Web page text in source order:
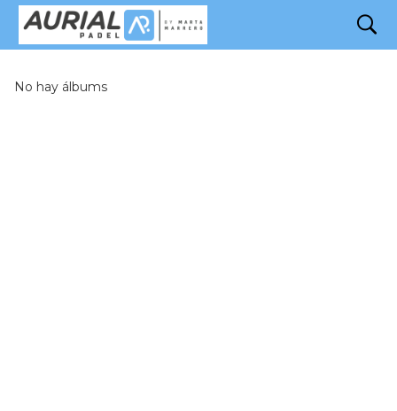
search
Galería
No hay álbums